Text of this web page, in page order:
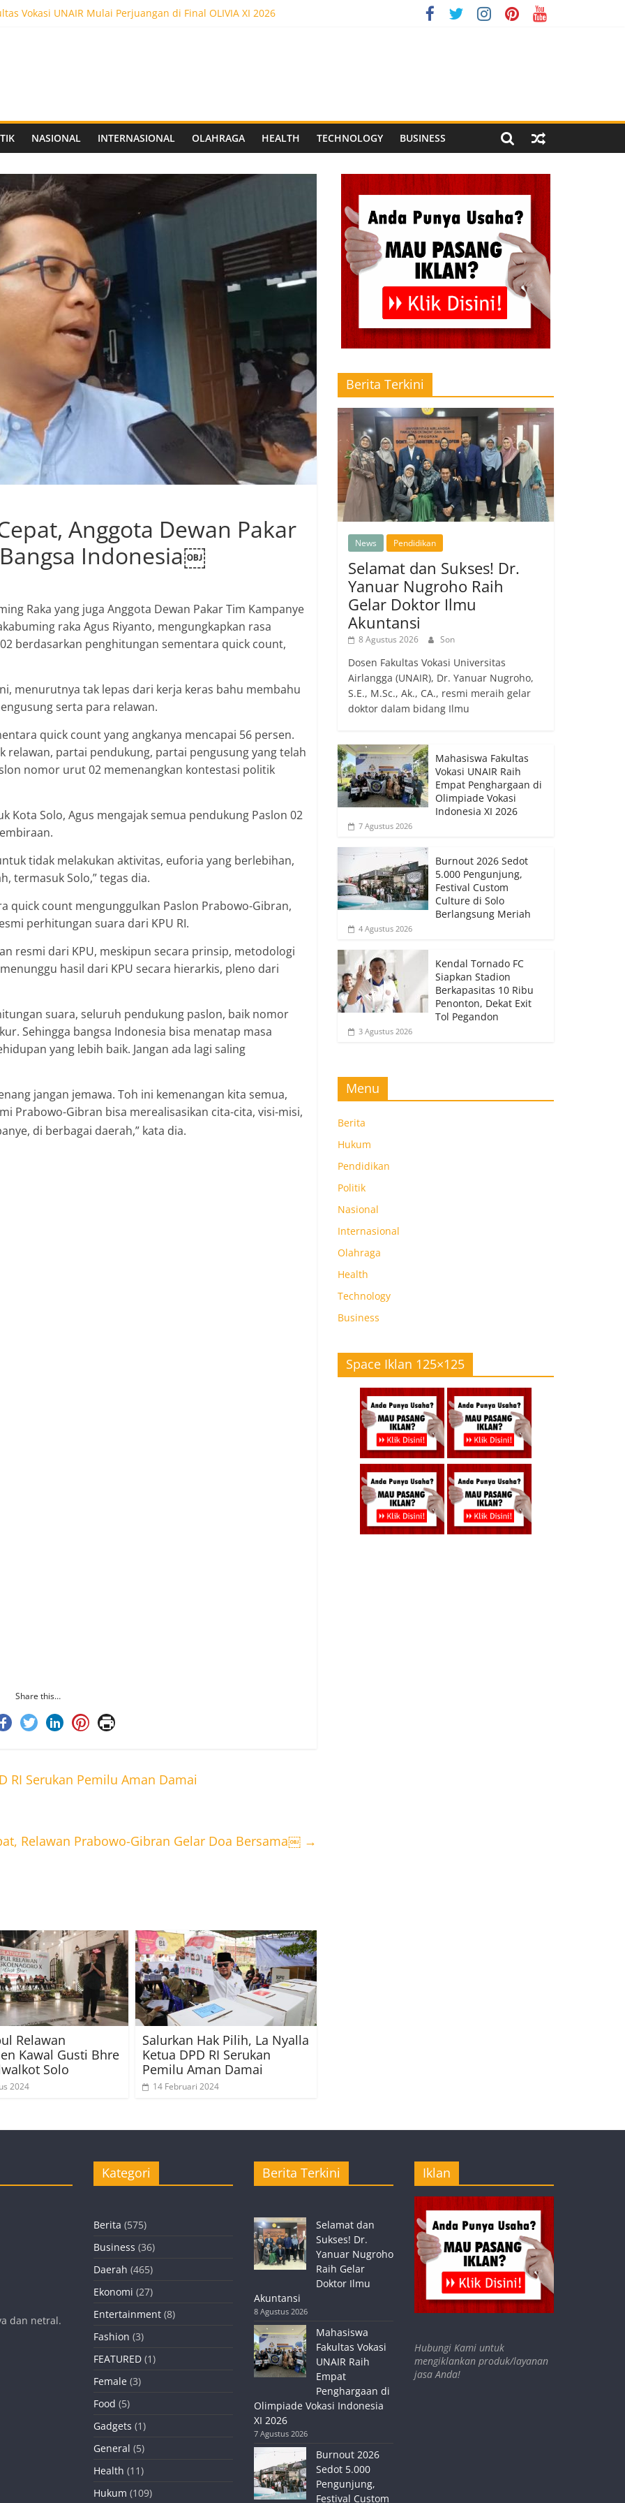
Vokasi UNAIR Mulai Perjuangan di Final OLIVIA XI 2026
Vokasi UNAIR Raih Empat Penghargaan di Olimpiade Vokasi Indonesia XI 2026
Siapkan Stadion Berkapasitas 10 Ribu Penonton, Dekat Exit Tol Pegandon
NASIONAL INTERNASIONAL OLAHRAGA HEALTH TECHNOLOGY BUSINESS
Anggota Dewan Pakar
Indonesia￼
Raka yang juga Anggota Dewan Pakar Tim Kampanye
raka Agus Riyanto, mengungkapkan rasa
berdasarkan penghitungan sementara quick count,
menurutnya tak lepas dari kerja keras bahu membahu
serta para relawan.
quick count yang angkanya mencapai 56 persen.
relawan, partai pendukung, partai pengusung yang telah
nomor urut 02 memenangkan kontestasi politik
Kota Solo, Agus mengajak semua pendukung Paslon 02
tidak melakukan aktivitas, euforia yang berlebihan,
termasuk Solo,” tegas dia.
quick count mengunggulkan Paslon Prabowo-Gibran,
perhitungan suara dari KPU RI.
resmi dari KPU, meskipun secara prinsip, metodologi
hasil dari KPU secara hierarkis, pleno dari
suara, seluruh pendukung paslon, baik nomor
Sehingga bangsa Indonesia bisa menatap masa
yang lebih baik. Jangan ada lagi saling
jangan jemawa. Toh ini kemenangan kita semua,
Prabowo-Gibran bisa merealisasikan cita-cita, visi-misi,
di berbagai daerah,” kata dia.
Share this…
RI Serukan Pemilu Aman Damai
Relawan Prabowo-Gibran Gelar Doa Bersama￼ →
Relawan
Kawal Gusti Bhre
Solo
2024
Salurkan Hak Pilih, La Nyalla
Ketua DPD RI Serukan
Pemilu Aman Damai
14 Februari 2024
Berita Terkini
News Pendidikan
Selamat dan Sukses! Dr.
Yanuar Nugroho Raih
Gelar Doktor Ilmu
Akuntansi
8 Agustus 2026 Son
Dosen Fakultas Vokasi Universitas
Airlangga (UNAIR), Dr. Yanuar Nugroho,
S.E., M.Sc., Ak., CA., resmi meraih gelar
doktor dalam bidang Ilmu
Mahasiswa Fakultas
Vokasi UNAIR Raih
Empat Penghargaan di
Olimpiade Vokasi
Indonesia XI 2026
7 Agustus 2026
Burnout 2026 Sedot
5.000 Pengunjung,
Festival Custom
Culture di Solo
Berlangsung Meriah
4 Agustus 2026
Kendal Tornado FC
Siapkan Stadion
Berkapasitas 10 Ribu
Penonton, Dekat Exit
Tol Pegandon
3 Agustus 2026
Menu
Berita
Hukum
Pendidikan
Politik
Nasional
Internasional
Olahraga
Health
Technology
Business
Space Iklan 125×125
dan netral.
Kategori
Berita (575)
Business (36)
Daerah (465)
Ekonomi (27)
Entertainment (8)
Fashion (3)
FEATURED (1)
Female (3)
Food (5)
Gadgets (1)
General (5)
Health (11)
Hukum (109)
Berita Terkini
Selamat dan
Sukses! Dr.
Yanuar Nugroho
Raih Gelar
Doktor Ilmu
Akuntansi
8 Agustus 2026
Mahasiswa
Fakultas Vokasi
UNAIR Raih
Empat
Penghargaan di
Olimpiade Vokasi Indonesia
XI 2026
7 Agustus 2026
Burnout 2026
Sedot 5.000
Pengunjung,
Festival Custom
Iklan
Hubungi Kami untuk
mengiklankan produk/layanan
jasa Anda!